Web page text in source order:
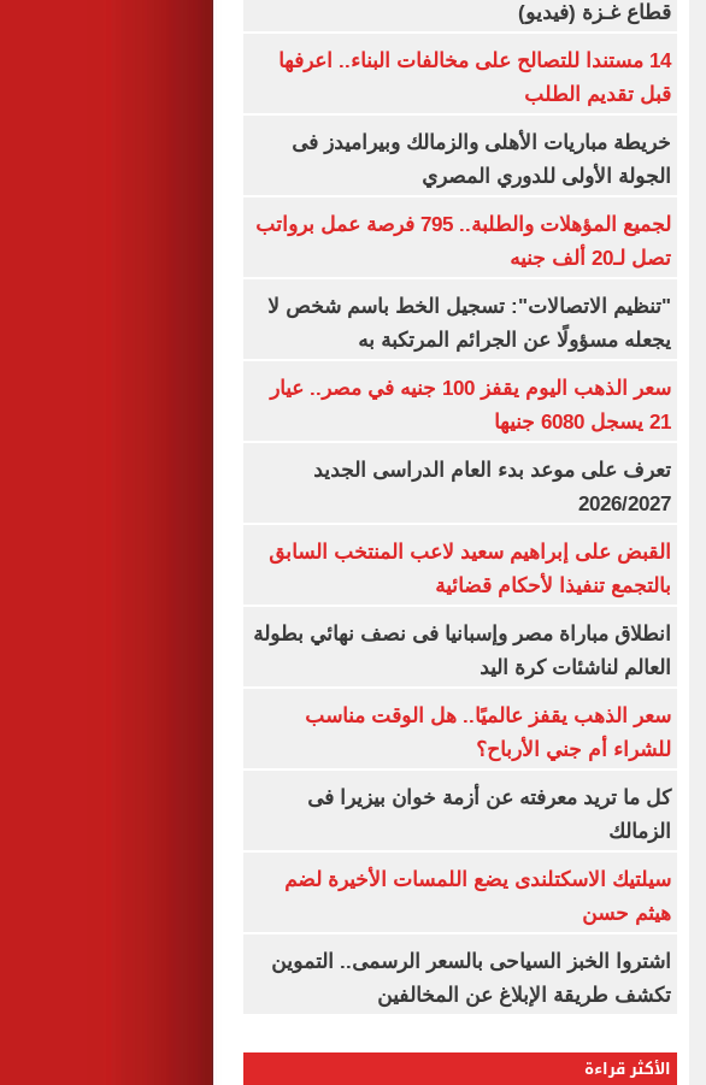
قطاع غـزة (فيديو)
14 مستندا للتصالح على مخالفات البناء.. اعرفها
قبل تقديم الطلب
خريطة مباريات الأهلى والزمالك وبيراميدز فى
الجولة الأولى للدوري المصري
لجميع المؤهلات والطلبة.. 795 فرصة عمل برواتب
تصل لـ20 ألف جنيه
"تنظيم الاتصالات": تسجيل الخط باسم شخص لا
يجعله مسؤولًا عن الجرائم المرتكبة به
سعر الذهب اليوم يقفز 100 جنيه في مصر.. عيار
21 يسجل 6080 جنيها
تعرف على موعد بدء العام الدراسى الجديد
2026/2027
القبض على إبراهيم سعيد لاعب المنتخب السابق
بالتجمع تنفيذا لأحكام قضائية
انطلاق مباراة مصر وإسبانيا فى نصف نهائي بطولة
العالم لناشئات كرة اليد
سعر الذهب يقفز عالميًا.. هل الوقت مناسب
للشراء أم جني الأرباح؟
كل ما تريد معرفته عن أزمة خوان بيزيرا فى
الزمالك
سيلتيك الاسكتلندى يضع اللمسات الأخيرة لضم
هيثم حسن
اشتروا الخبز السياحى بالسعر الرسمى.. التموين
تكشف طريقة الإبلاغ عن المخالفين
الأكثر قراءة